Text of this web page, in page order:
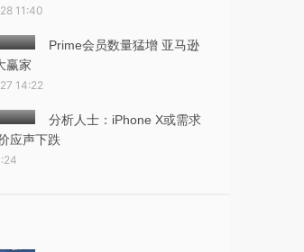
11:40
Prime会员数量猛增 亚马逊
赢家
14:22
分析人士：iPhone X或需求
应声下跌